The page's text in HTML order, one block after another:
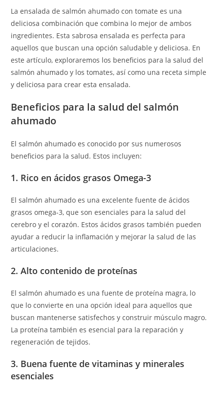
La ensalada de salmón ahumado con tomate es una
deliciosa combinación que combina lo mejor de ambos
ingredientes. Esta sabrosa ensalada es perfecta para
aquellos que buscan una opción saludable y deliciosa. En
este artículo, exploraremos los beneficios para la salud del
salmón ahumado y los tomates, así como una receta simple
y deliciosa para crear esta ensalada.
Beneficios para la salud del salmón
ahumado
El salmón ahumado es conocido por sus numerosos
beneficios para la salud. Estos incluyen:
1. Rico en ácidos grasos Omega-3
El salmón ahumado es una excelente fuente de ácidos
grasos omega-3, que son esenciales para la salud del
cerebro y el corazón. Estos ácidos grasos también pueden
ayudar a reducir la inflamación y mejorar la salud de las
articulaciones.
2. Alto contenido de proteínas
El salmón ahumado es una fuente de proteína magra, lo
que lo convierte en una opción ideal para aquellos que
buscan mantenerse satisfechos y construir músculo magro.
La proteína también es esencial para la reparación y
regeneración de tejidos.
3. Buena fuente de vitaminas y minerales
esenciales